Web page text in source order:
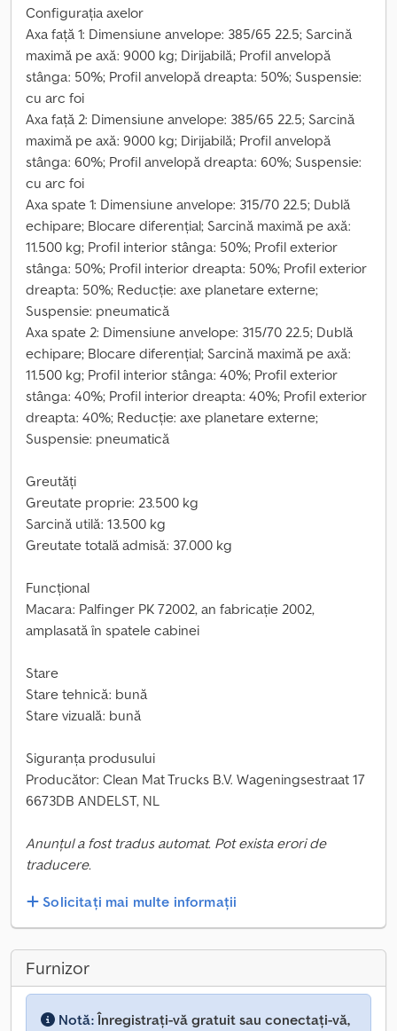
Configurația axelor
Axa față 1: Dimensiune anvelope: 385/65 22.5; Sarcină
maximă pe axă: 9000 kg; Dirijabilă; Profil anvelopă
stânga: 50%; Profil anvelopă dreapta: 50%; Suspensie:
cu arc foi
Axa față 2: Dimensiune anvelope: 385/65 22.5; Sarcină
maximă pe axă: 9000 kg; Dirijabilă; Profil anvelopă
stânga: 60%; Profil anvelopă dreapta: 60%; Suspensie:
cu arc foi
Axa spate 1: Dimensiune anvelope: 315/70 22.5; Dublă
echipare; Blocare diferențial; Sarcină maximă pe axă:
11.500 kg; Profil interior stânga: 50%; Profil exterior
stânga: 50%; Profil interior dreapta: 50%; Profil exterior
dreapta: 50%; Reducție: axe planetare externe;
Suspensie: pneumatică
Axa spate 2: Dimensiune anvelope: 315/70 22.5; Dublă
echipare; Blocare diferențial; Sarcină maximă pe axă:
11.500 kg; Profil interior stânga: 40%; Profil exterior
stânga: 40%; Profil interior dreapta: 40%; Profil exterior
dreapta: 40%; Reducție: axe planetare externe;
Suspensie: pneumatică
Greutăți
Greutate proprie: 23.500 kg
Sarcină utilă: 13.500 kg
Greutate totală admisă: 37.000 kg
Funcțional
Macara: Palfinger PK 72002, an fabricație 2002,
amplasată în spatele cabinei
Stare
Stare tehnică: bună
Stare vizuală: bună
Siguranța produsului
Producător: Clean Mat Trucks B.V. Wageningsestraat 17
6673DB ANDELST, NL
Anunțul a fost tradus automat. Pot exista erori de
traducere.
Solicitați mai multe informații
Furnizor
Notă:Înregistrați-vă gratuit sau conectați-vă,